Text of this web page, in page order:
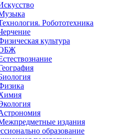
Робототехника
культура
издания
образование